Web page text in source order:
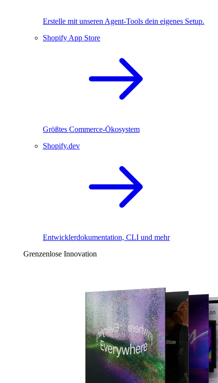
Erstelle mit unseren Agent-Tools dein eigenes Setup.
Shopify App Store
Größtes Commerce-Ökosystem
Shopify.dev
Entwicklerdokumentation, CLI und mehr
Grenzenlose Innovation